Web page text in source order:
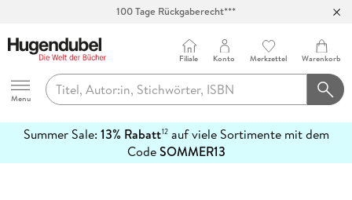
100 Tage Rückgaberecht***
Hugendubel
Menu
Filiale Konto Merkzettel Warenkorb
Summer Sale: 13% Rabatt12auf viele Sortimente mit dem
CodeSOMMER13
erfahren